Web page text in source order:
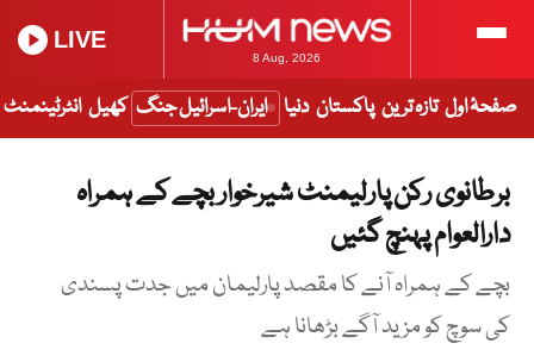
8 Aug, 2026
LIVE
صفحۂ اول تازہ ترین پاکستان دنیا ایران-اسرائیل جنگ کھیل انٹرٹینمنٹ
برطانوی رکن پارلیمنٹ شیرخوار بچے کے ہمراہ
دارالعوام پہنچ گئیں
بچے کے ہمراہ آنے کا مقصد پارلیمان میں جدت پسندی
کی سوچ کو مزید آگے بڑھانا ہے